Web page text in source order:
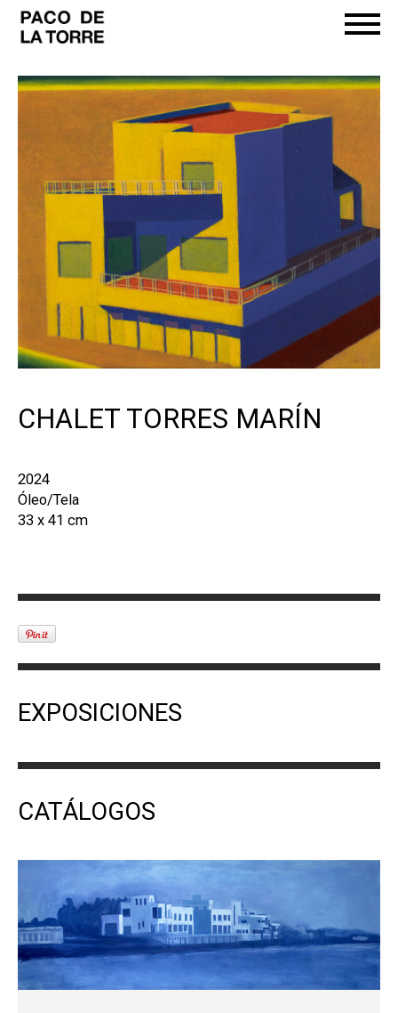
CHALET TORRES MARÍN
2024
Óleo/Tela
33 x 41 cm
EXPOSICIONES
CATÁLOGOS